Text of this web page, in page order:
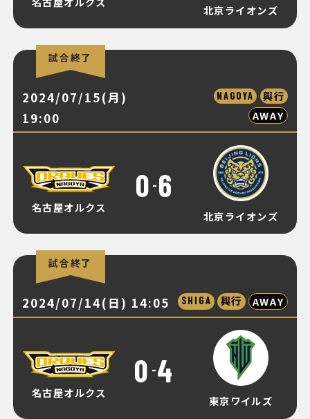
北京ライオンズ
試合終了
2024/07/15(月)
19:00
NAGOYA
興行
AWAY
名古屋オルクス
0 - 6
北京ライオンズ
試合終了
2024/07/14(日) 14:05 SHIGA 興行 AWAY
名古屋オルクス
0 -4
東京ワイルズ